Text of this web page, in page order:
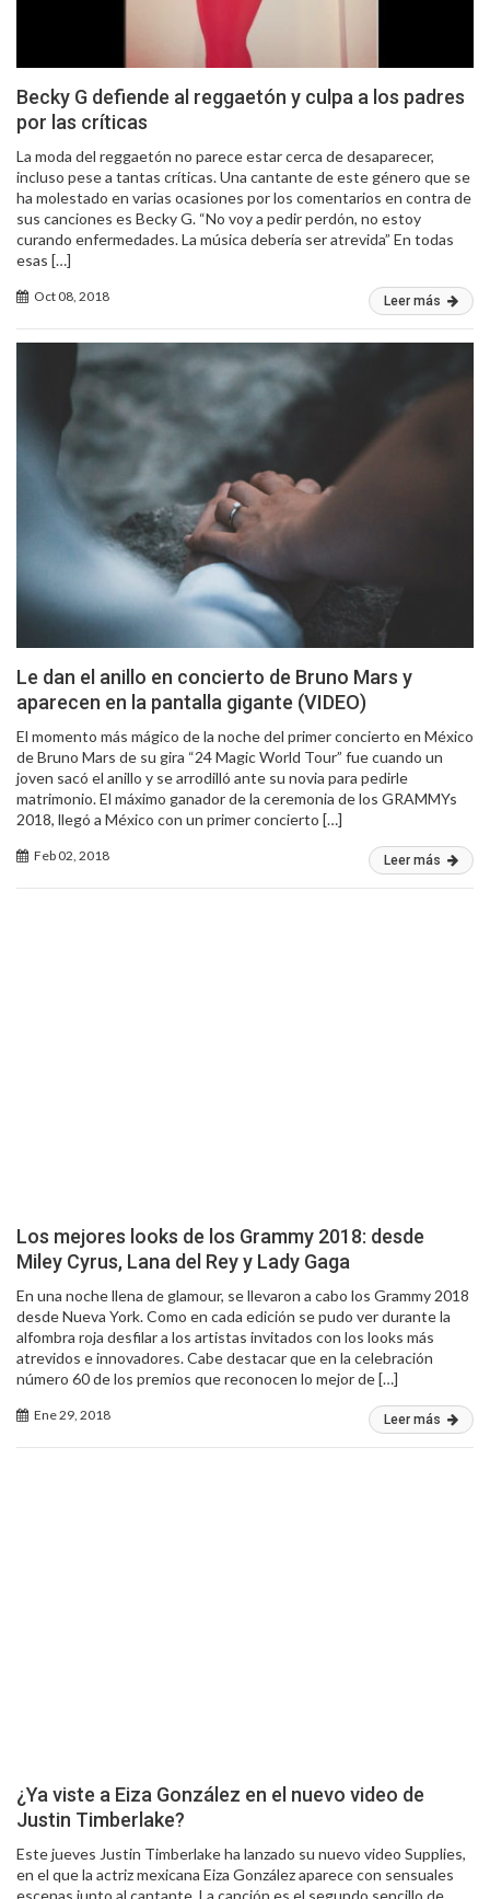
Becky G defiende al reggaetón y culpa a los padres
por las críticas
La moda del reggaetón no parece estar cerca de desaparecer,
incluso pese a tantas críticas. Una cantante de este género que se
ha molestado en varias ocasiones por los comentarios en contra de
sus canciones es Becky G. “No voy a pedir perdón, no estoy
curando enfermedades. La música debería ser atrevida” En todas
esas […]
Oct 08, 2018 Leer más
Le dan el anillo en concierto de Bruno Mars y
aparecen en la pantalla gigante (VIDEO)
El momento más mágico de la noche del primer concierto en México
de Bruno Mars de su gira “24 Magic World Tour” fue cuando un
joven sacó el anillo y se arrodilló ante su novia para pedirle
matrimonio. El máximo ganador de la ceremonia de los GRAMMYs
2018, llegó a México con un primer concierto […]
Feb 02, 2018 Leer más
Los mejores looks de los Grammy 2018: desde
Miley Cyrus, Lana del Rey y Lady Gaga
En una noche llena de glamour, se llevaron a cabo los Grammy 2018
desde Nueva York. Como en cada edición se pudo ver durante la
alfombra roja desfilar a los artistas invitados con los looks más
atrevidos e innovadores. Cabe destacar que en la celebración
número 60 de los premios que reconocen lo mejor de […]
Ene 29, 2018 Leer más
¿Ya viste a Eiza González en el nuevo video de
Justin Timberlake?
Este jueves Justin Timberlake ha lanzado su nuevo video Supplies,
en el que la actriz mexicana Eiza González aparece con sensuales